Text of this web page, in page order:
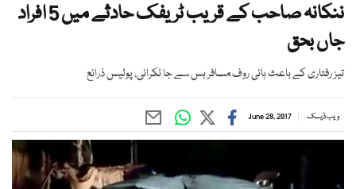
ننکانہ صاحب کے قریب ٹریفک حادثے میں 5 افراد
جاں بحق
تیز رفتاری کے باعث ہائی روف مسافر بس سے جا ٹکرائی، پولیس ذرائع
ویب ڈیسک June 28, 2017